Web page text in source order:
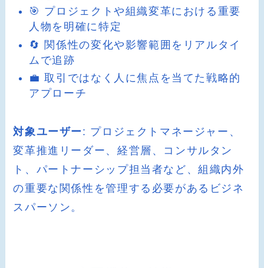
🎯 プロジェクトや組織変革における重要
人物を明確に特定
🔄 関係性の変化や影響範囲をリアルタイ
ムで追跡
💼 取引ではなく人に焦点を当てた戦略的
アプローチ
対象ユーザー: プロジェクトマネージャー、
変革推進リーダー、経営層、コンサルタン
ト、パートナーシップ担当者など、組織内外
の重要な関係性を管理する必要があるビジネ
スパーソン。